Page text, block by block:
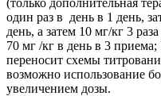
(только дополнительная
один раз в день в 1 день,
день, а затем 10 мг/кг 3
70 мг /кг в день в 3
переносит схемы
возможно использование
увеличением дозы.